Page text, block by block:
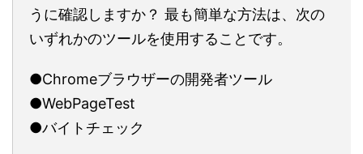
うに確認しますか？ 最も簡単な方法は、次の
いずれかのツールを使用することです。
●Chromeブラウザーの開発者ツール
●WebPageTest
●バイトチェック